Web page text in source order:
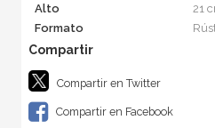
Alto
21
Formato
Compartir en Twitter
Compartir en Facebook